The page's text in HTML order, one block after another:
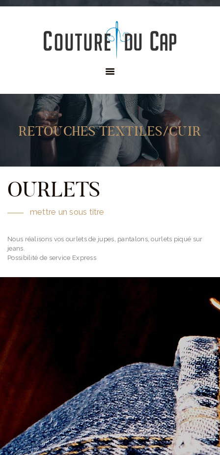
RETOUCHES TEXTILES/CUIR
HISTOIRE
NOS EXPERTISES
TAILLEUR
CONTACT
OURLETS
mettre un sous titre
Nous réalisons vos ourlets de jupes, pantalons, ourlets piqué sur
jeans.
Possibilité de service Express